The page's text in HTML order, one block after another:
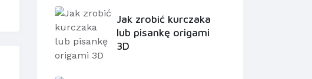
Jak zrobić kurczaka
lub pisankę origami
3D